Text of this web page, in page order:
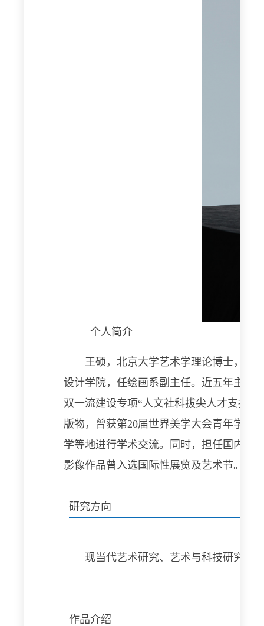
个人简介
王硕，北京大学艺术学理论博士，美
设计学院，任绘画系副主任。近五年主持
双一流建设专项“人文社科拔尖人才支持
版物，曾获第20届世界美学大会青年学者
学等地进行学术交流。同时，担任国内外
影像作品曾入选国际性展览及艺术节。
研究方向
现当代艺术研究、艺术与科技研究、
作品介绍